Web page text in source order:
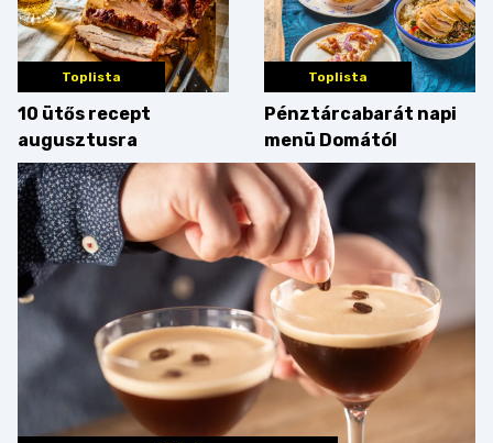
Toplista
10 ütős recept
augusztusra
Toplista
Pénztárcabarát napi
menü Domától